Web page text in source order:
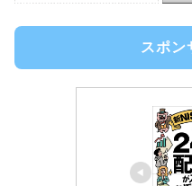
スポン